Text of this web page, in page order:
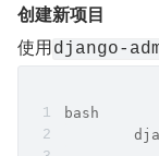
创建新项目
使用django-
bash